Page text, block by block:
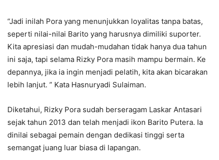
“Jadi inilah Pora yang menunjukkan loyalitas tanpa batas,
seperti nilai-nilai Barito yang harusnya dimiliki suporter.
Kita apresiasi dan mudah-mudahan tidak hanya dua tahun
ini saja, tapi selama Rizky Pora masih mampu bermain. Ke
depannya, jika ia ingin menjadi pelatih, kita akan bicarakan
lebih lanjut. ” Kata Hasnuryadi Sulaiman.
Diketahui, Rizky Pora sudah berseragam Laskar Antasari
sejak tahun 2013 dan telah menjadi ikon Barito Putera. Ia
dinilai sebagai pemain dengan dedikasi tinggi serta
semangat juang luar biasa di lapangan.